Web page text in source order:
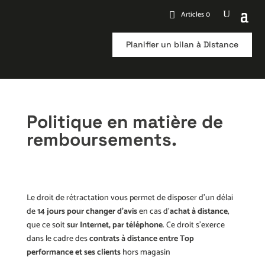
Articles 0
Planifier un bilan à Distance
Politique en matière de
remboursements.
Le droit de rétractation vous permet de disposer d’un délai
de14 jours pour changer d’avisen cas d’achat à distance,
que ce soitsur Internet, par téléphone. Ce droit s’exerce
dans le cadre descontrats à distance entre Top
performance et ses clientshors magasin